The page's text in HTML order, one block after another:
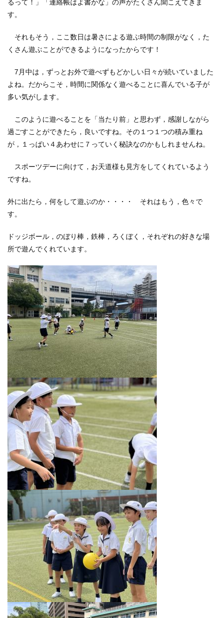
るって！」「連絡帳はよ書かな」の声がたくさん聞こえてきま
す。
それもそう，ここ数日は暑さによる遊ぶ時間の制限がなく，た
くさん遊ぶことができるようになったからです！
7月中は，ずっとお外で遊べずもどかしい日々が続いていました
よね。だからこそ，時間に関係なく遊べることに喜んでいる子が
多い気がします。
このように遊べることを「当たり前」と思わず，感謝しながら
過ごすことができたら，良いですね。その１つ１つの積み重ね
が，１っぱい４あわせに７っていく秘訣なのかもしれませんね。
スポーツデーに向けて，お天道様も見方をしてくれているよう
ですね。
外に出たら，何をして遊ぶのか・・・・ それはもう，色々で
す。
ドッジボール，のぼり棒，鉄棒，ろくぼく，それぞれの好きな場
所で遊んでくれています。